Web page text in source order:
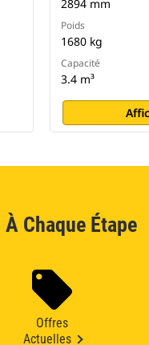
2894 mm
Poids
1680 kg
Capacité
3.4 m³
Chaque Étape
Offres
Actuelles